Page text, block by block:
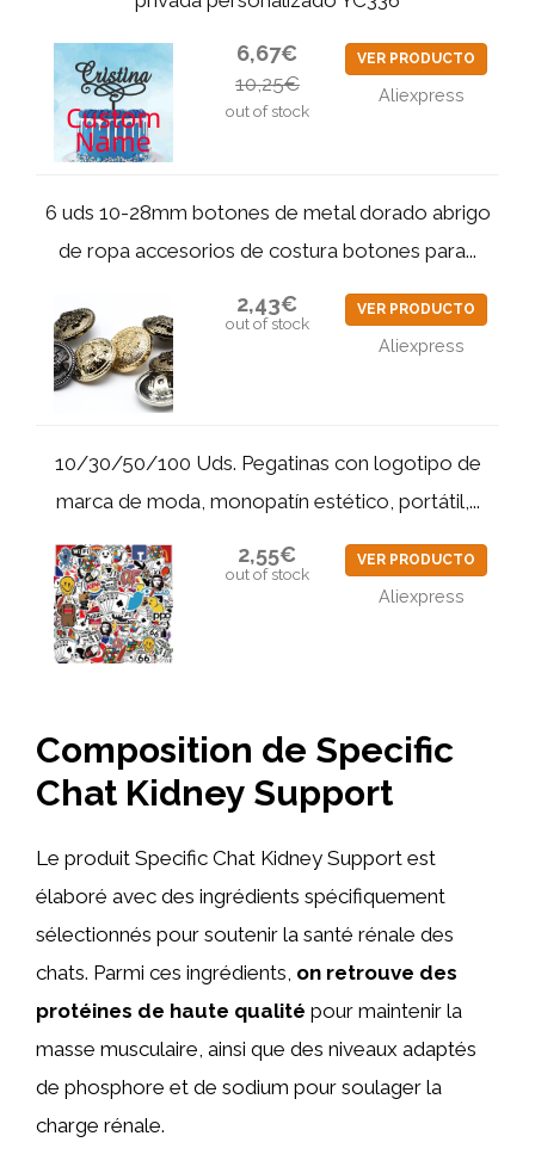
6,67€
10,25€
out of stock
VER PRODUCTO
Aliexpress
6 uds 10-28mm botones de metal dorado abrigo
de ropa accesorios de costura botones para...
2,43€
out of stock
VER PRODUCTO
Aliexpress
10/30/50/100 Uds. Pegatinas con logotipo de
marca de moda, monopatín estético, portátil,...
2,55€
out of stock
VER PRODUCTO
Aliexpress
Composition de Specific
Chat Kidney Support
Le produit Specific Chat Kidney Support est
élaboré avec des ingrédients spécifiquement
sélectionnés pour soutenir la santé rénale des
chats. Parmi ces ingrédients, on retrouve des
protéines de haute qualité pour maintenir la
masse musculaire, ainsi que des niveaux adaptés
de phosphore et de sodium pour soulager la
charge rénale.